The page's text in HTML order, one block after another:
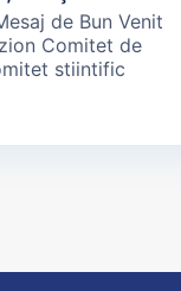
de Bun Venit
Comitet de
stiintific